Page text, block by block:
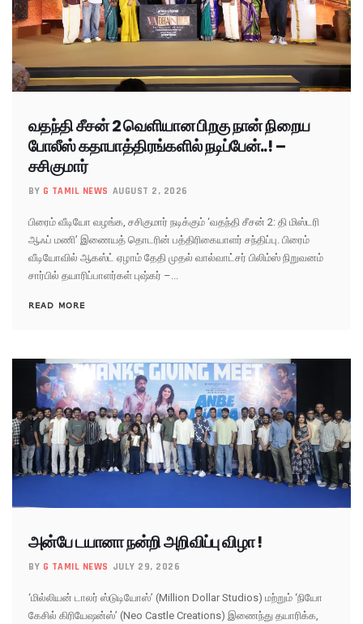
வதந்தி சீசன் 2 வெளியான பிறகு நான் நிறைய
போலீஸ் கதாபாத்திரங்களில் நடிப்பேன்..! –
சசிகுமார்
BY G TAMIL NEWS AUGUST 2, 2026
பிரைம் வீடியோ வழங்க, சசிகுமார் நடிக்கும் ‘வதந்தி சீசன் 2: தி மிஸ்டரி
ஆஃப் மணி’ இணையத் தொடரின் பத்திரிகையாளர் சந்திப்பு. பிரைம்
வீடியோவில் ஆகஸ்ட் ஏழாம் தேதி முதல் வால்வாட்சர் பிலிம்ஸ் நிறுவனம்
சார்பில் தயாரிப்பாளர்கள் புஷ்கர் –...
READ MORE
அன்பே டயானா நன்றி அறிவிப்பு விழா !
BY G TAMIL NEWS JULY 29, 2026
‘மில்லியன் டாலர் ஸ்டுடியோஸ்’ (Million Dollar Studios) மற்றும் ‘நியோ
கேசில் கிரியேஷன்ஸ்’ (Neo Castle Creations) இணைந்து தயாரிக்க,